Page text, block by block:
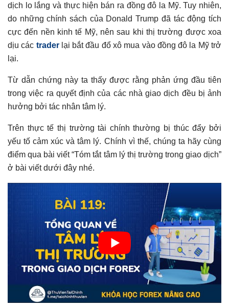
dịch lo lắng và thực hiện bán ra đồng đô la Mỹ. Tuy nhiên,
do những chính sách của Donald Trump đã tác động tích
cực đến nền kinh tế Mỹ, nên sau khi thị trường được xoa
dịu các traderlại bắt đầu đổ xô mua vào đồng đô la Mỹ trở
lại.
Từ dẫn chứng này ta thấy được rằng phản ứng đầu tiên
trong việc ra quyết định của các nhà giao dịch đều bị ảnh
hưởng bởi tác nhân tâm lý.
Trên thực tế thị trường tài chính thường bị thúc đẩy bởi
yếu tố cảm xúc và tâm lý. Chính vì thế, chúng ta hãy cùng
điểm qua bài viết “Tóm tắt tâm lý thị trường trong giao dịch”
ở bài viết dưới đây nhé.